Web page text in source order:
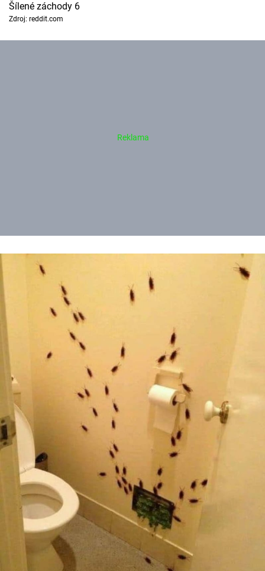
Šílené záchody 6
Zdroj: reddit.com